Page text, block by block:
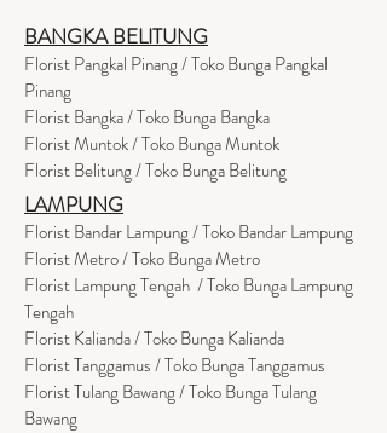
BANGKA BELITUNG
Florist Pangkal Pinang / Toko Bunga Pangkal
Pinang
Florist Bangka / Toko Bunga Bangka
Florist Muntok / Toko Bunga Muntok
Florist Belitung / Toko Bunga Belitung
LAMPUNG
Florist Bandar Lampung / Toko Bandar Lampung
Florist Metro / Toko Bunga Metro
Florist Lampung Tengah / Toko Bunga Lampung
Tengah
Florist Kalianda / Toko Bunga Kalianda
Florist Tanggamus / Toko Bunga Tanggamus
Florist Tulang Bawang / Toko Bunga Tulang
Bawang